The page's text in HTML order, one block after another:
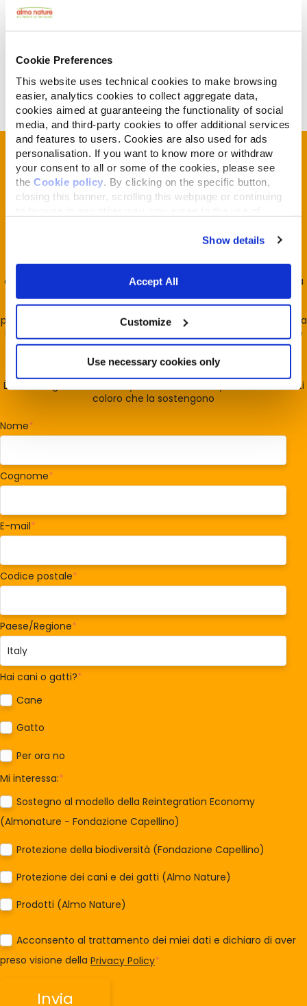
Cookie Preferences
This website uses technical cookies to make browsing
easier, analytics cookies to collect aggregate data,
cookies aimed at guaranteeing the functionality of social
media, and third-party cookies to offer additional services
and features to users. Cookies are also used for ads
personalisation. If you want to know more or withdraw
your consent to all or some of the cookies, please see
the Cookie policy . By clicking on the specific button,
closing this banner, scrolling this webpage or continuing
Show details
Accept All
Customize
Use necessary cookies only
Unisciti allaReintegration
Economy Community
La REcommunity è rivolta universalmente a tutti ma è al
Fondazione Capellino.
che le attività umane vissute e condotte senza limite, come
oggi avviene, la impattino negativamente. Da qui l'importanza
di portare la vita, cioè la biodiversità, al centro del decidere
umano e avviare, in economia, la restituzione progressiva del
profitto generato con l'estrazione/distruzione di biodiversità alla
biodiversità stessa (economia che reintegra quanto estrae) è
quanto avviene ogni giorno in Almo Nature 100% di proprietà
della Fondazione Capellino.
È la Reintegration Economy e la REcommunity è la casa di tutti
coloro che la sostengono
Nome*
Cognome*
E-mail*
Codice postale*
Paese/Regione*
Hai cani o gatti?*
Cane
Gatto
Per ora no
Mi interessa:*
Sostegno al modello della Reintegration Economy
(Almonature - Fondazione Capellino)
Protezione della biodiversità (Fondazione Capellino)
Protezione dei cani e dei gatti (Almo Nature)
Prodotti (Almo Nature)
Acconsento al trattamento dei miei dati e dichiaro di aver
preso visione della Privacy Policy*